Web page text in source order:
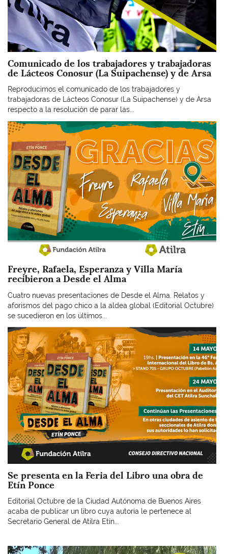
Comunicado de los trabajadores y trabajadoras
de Lácteos Conosur (La Suipachense) y de Arsa
Reproducimos el comunicado de los trabajadores y
trabajadoras de Lácteos Conosur (La Suipachense) y de Arsa
respecto a la resolución de parar las...
Imagen
Freyre, Rafaela, Esperanza y Villa María
recibieron a Desde el Alma
Cuatro nuevas presentaciones de Desde el Alma. Relatos y
aforismos del pago chico a la aldea global (Editorial Octubre)
se sucedieron en los últimos...
Imagen
Se presenta en la Feria del Libro una obra de
Etín Ponce
Editorial Octubre de la Ciudad Autónoma de Buenos Aires
acaba de publicar un libro cuya autoría le pertenece al
Secretario General de Atilra Etín...
Imagen